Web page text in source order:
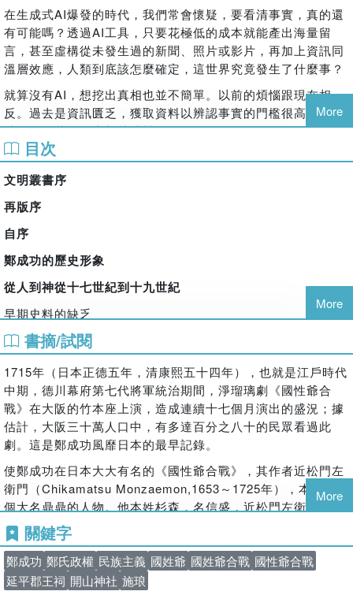
聚臺灣民心、樹立「忠義榜樣」，開始大幅翻轉鄭成功的官方
形象。他被塑造成「忠君愛國」的典範，過往反清復明的叛逆
色彩，則被刻意淡化甚至掩蓋。
「日本之子」的誕生
十八世紀初，日本社會大眾透過戲劇《國性爺合戰》，逐漸認
識這位歷史人物，但詮釋角度卻與清帝國大相逕庭。舞臺上的
調，並以日本武士之姿，在中國歷史中大放異彩。
當臺灣被割讓給日本後，這種詮釋進一步被官方利用。鄭成功
被塑造成出身於「忠烈日本女性」的「日本之子」，同時也是
開拓南方的先驅。而統治臺灣的日本人，則自詡為繼承其未竟
事業的延續者，並且宣稱是讓鄭成功的臨終之地臺灣，「回
歸」於他誕生之國――大日本帝國的版圖。
是民族英雄，還是另一個殖民者？
戰後，鄭成功的形象依然無法定型。國民政府將他高舉為「振
興中華」、「反攻復國」的象徵；部分黨外人士則批評他是剝
削臺灣的外來統治者；1980年代後，隨著原住民歷史被重新檢
視，鄭成功又被視為對原住民施加暴力與剝削的代表人物之
一。
時代落幕，爭論未歇
鄭成功馳騁於海上的時代，早在十七世紀便已結束，但圍繞著
他的歷史形象，至今仍難以下定論。本書從這些彼此交錯、層
層疊加的詮釋出發，邀請讀者重新思考：我們所熟知的鄭成
功，究竟是他在歷史記錄中的真實面目，還是在不同時代下各
取所需的產物？
在生成式AI爆發的時代，我們常會懷疑，要看清事實，真的還
有可能嗎？透過AI工具，只要花極低的成本就能產出海量留
言，甚至虛構從未發生過的新聞、照片或影片，再加上資訊同
溫層效應，人類到底該怎麼確定，這世界究竟發生了什麼事？
就算沒有AI，想挖出真相也並不簡單。以前的煩惱跟現在相
反。過去是資訊匱乏，獲取資料以辨認事實的門檻很高。而且
時間拖得越久，真相就越模糊。
例如鄭成功，他是怎樣的一個人？史料來源不同而且不很完
整，讓各種詮釋的空間加大。
清朝官方、明鄭勢力、荷蘭人與西班牙人、地方民眾等等立場
會，這種情況反而愈演愈烈，就好像他的形象是個變形體，可
以依照各自的需求重新塑造。
形象的誕生與變化，可能是因為立場不同、視野有限所造成的
後果，或是源自於強權的刻意扭曲。但也可能只是因為「這樣
比較有趣」，例如戲劇的改編，廟埕前，榕樹下，老農與廟公
閒來沒事蓋唬爛，就在有意無意之間產生或傳播了某種形象。
憑藉既有的證據，設法逼近事實。但有時沒辦法像名偵探一樣
大聲宣布：真相只有一個。
在這本已出版20年以上的書中，主題集中於探索鄭成功的歷史
形象如何演變，而不糾結於鄭成功究竟是麼樣的人。這是很好
面對利益牽扯更深、爭議更大的新聞或歷史，現在依然有人像
傳說中的偵探一樣，堅持紀錄與尋求事實。這是真正的硬派作
風，尤其在我們的時代裡。
江仁傑 2026年3月
More
目次
文明叢書序
再版序
自序
鄭成功的歷史形象
從人到神從十七世紀到十九世紀
早期史料的缺乏
「神化」形象初次現形
清朝官方眼中的叛逆
閩臺地區民眾心目中的神明
臺灣地方文人的感懷
西方人眼中的海盜與異教魔王
晚清以來的正面形象
清末官方大翻案
清朝中央語帶保留，地方官員大力推崇
中國民族主義革命的諸神之一
鄭成功創建了天地會？
More
書摘/試閱
1715年（日本正德五年，清康熙五十四年），也就是江戶時代
中期，德川幕府第七代將軍統治期間，淨瑠璃劇《國性爺合
戰》在大阪的竹本座上演，造成連續十七個月演出的盛況；據
估計，大阪三十萬人口中，有多達百分之八十的民眾看過此
劇。這是鄭成功風靡日本的最早記錄。
使鄭成功在日本大大有名的《國性爺合戰》，其作者近松門左
衛門（Chikamatsu Monzaemon,1653～1725年），本身就是
個大名鼎鼎的人物。他本姓杉森，名信盛，近松門左衛門其實
是他的筆名。原為武士家庭出身，曾供職於一朝臣家中，後感
於仕途艱難，毅然辭去職務，投入演戲藝人的行列。當時這種
行業在社會上的地位很低，遠遠不及他出身的武士階層，不過
他卻一心一意地以畢生精力去從事戲劇創作，在演劇藝術上創
More
關鍵字
鄭成功 鄭氏政權 民族主義 國姓爺 國姓爺合戰 國性爺合戰
延平郡王祠 開山神社 施琅